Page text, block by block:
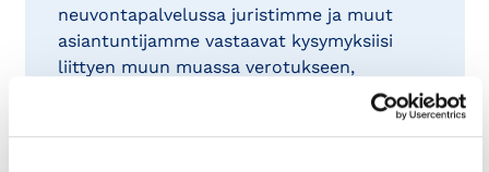
neuvontapalvelussa juristimme ja muut
asiantuntijamme vastaavat kysymyksiisi
liittyen muun muassa verotukseen,
taloushallintoon, työsuhde- ja lakiasioihin.